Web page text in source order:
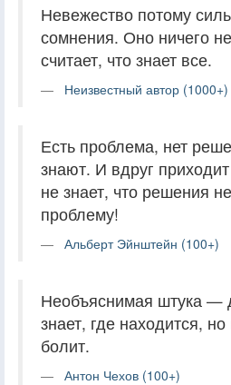
Невежество потому
сомнения. Оно ничего
считает, что знает все.
Неизвестный автор (1000+)
Есть проблема, нет
знают. И вдруг приходит
не знает, что решения
проблему!
Альберт Эйнштейн (100+)
Необъяснимая штука —
знает, где находится,
болит.
Антон Чехов (100+)